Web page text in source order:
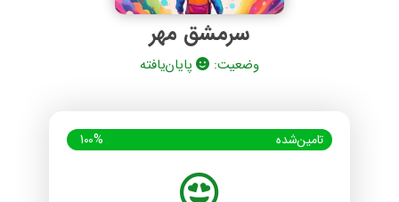
سرمشق مهر
وضعیت: پایان‌یافته
تامین‌شده 100%